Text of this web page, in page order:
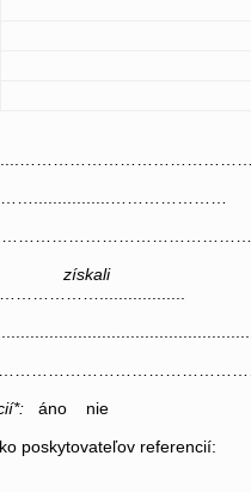
áno nie
poskytovateľov referencií: